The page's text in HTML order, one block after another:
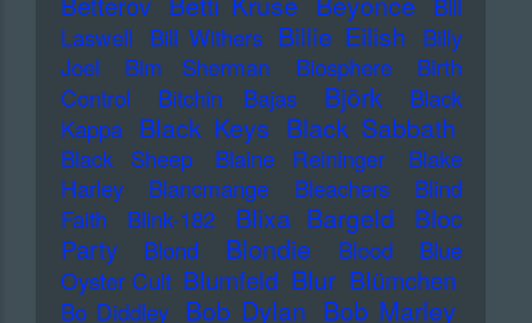
Bill
Laswell
Bill Withers Billie Eilish
Billy
Joel
Bim Sherman Biosphere
Birth
Control
Bitchin Bajas Björk
Black
Kappa Black Keys Black Sabbath
Black Sheep Blaine Reininger
Blake
Harley
Blancmange Bleachers
Blind
Faith
Blink-182 Blixa Bargeld
Bloc
Party
Blond Blondie Blood
Blue
Oyster Cult Blumfeld Blur Blümchen
Bo Diddley Bob Dylan Bob Marley